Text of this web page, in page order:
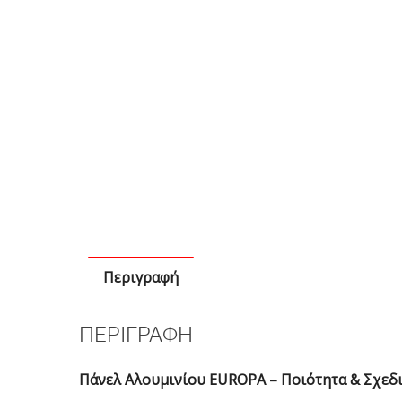
Περιγραφή
ΠΕΡΙΓΡΑΦΉ
Πάνελ Αλουμινίου EUROPA – Ποιότητα &